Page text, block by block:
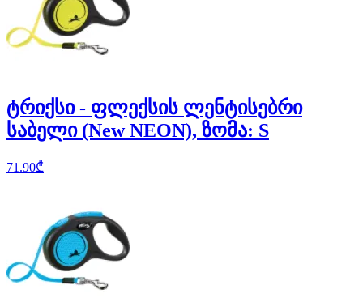
ტრიქსი - ფლექსის ლენტისებრი
საბელი (New NEON), ზომა: S
71.90₾